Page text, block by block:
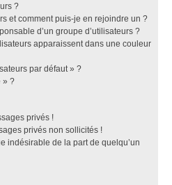
?
et comment puis-je en rejoindre un ?
d’un groupe d’utilisateurs ?
apparaissent dans une couleur
par défaut » ?
» ?
privés !
privés non sollicités !
indésirable de la part de quelqu’un